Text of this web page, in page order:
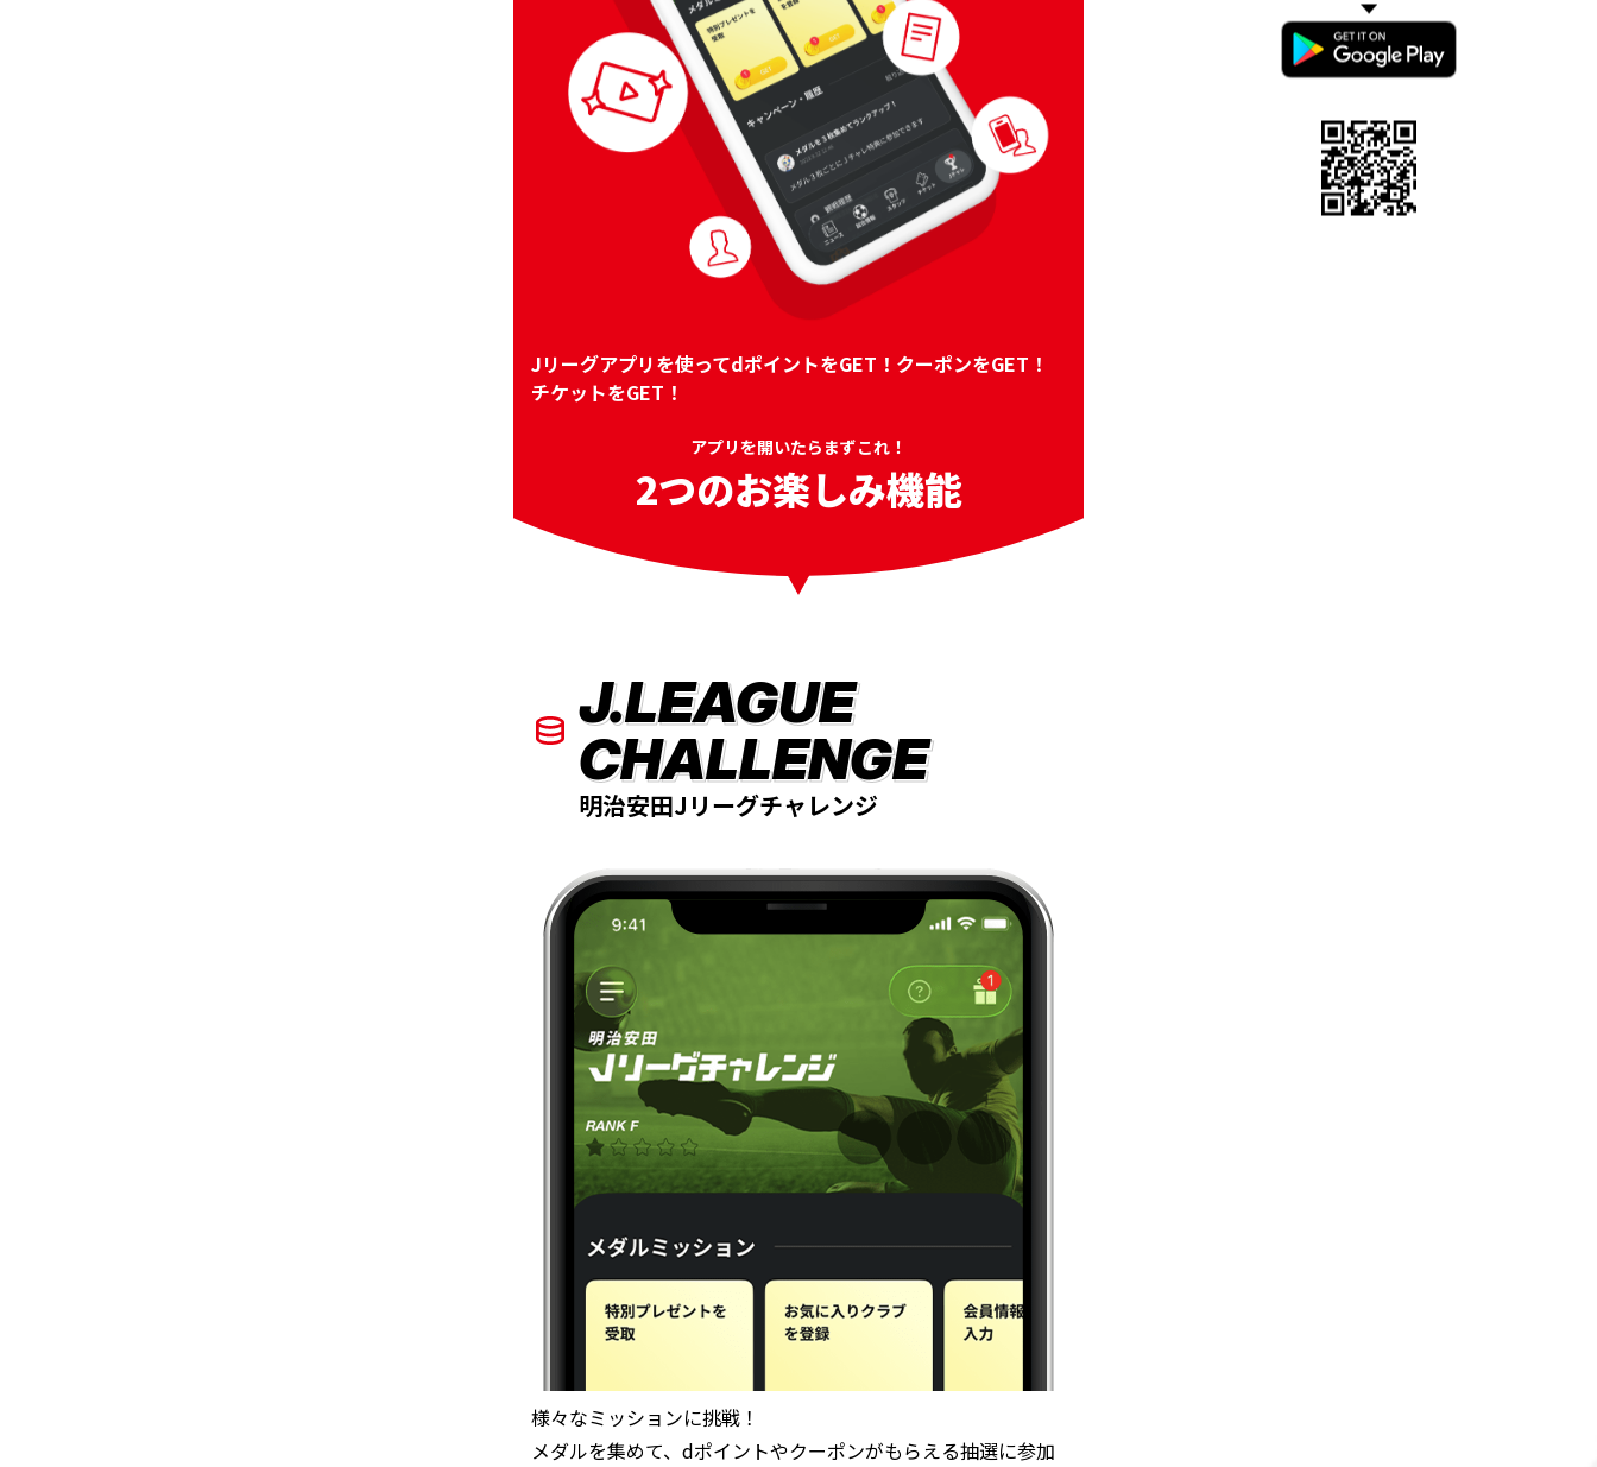
Jリーグアプリを使ってdポイントをGET！クーポンをGET！
チケットをGET！
アプリを開いたらまずこれ！
2つのお楽しみ機能
J.LEAGUE
CHALLENGE
明治安田Jリーグチャレンジ
様々なミッションに挑戦！
メダルを集めて、dポイントやクーポンがもらえる抽選に参加